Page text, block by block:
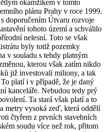
okamžikem v tomto
plánu Prahy v roce 1999.
doporučením Útvaru rozvoje
tohoto území a schválilo
nelesní. Toto se však
byly totiž pozemky
v souladu s tehdy platným
kterou však zatím nikdo
již investovali miliony, a tak
platí i v případě, že je daný
kanceláře. Nebudou tedy prý
Ta stará však platí a to
metry vysoká zeď, která oddělí
čtyřem z prvních stavebních
soudu více než rok, přitom